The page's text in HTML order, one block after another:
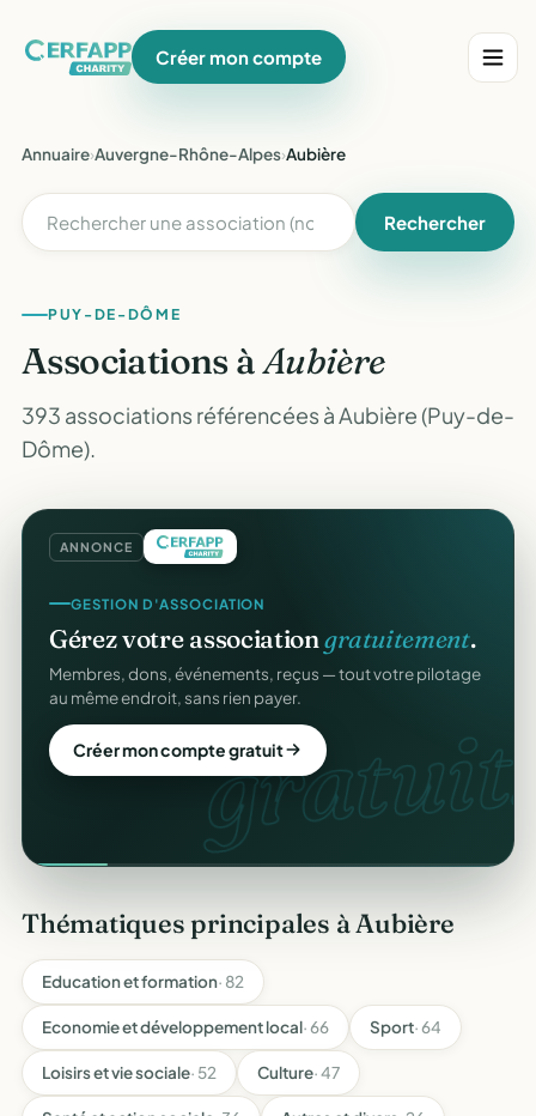
Créer mon compte
Annuaire›Auvergne-Rhône-Alpes›Aubière
Rechercher
PUY-DE-DÔME
Associations àAubière
393 associations référencées à Aubière (Puy-de-
Dôme).
ANNONCE
gratuit.
GESTION D'ASSOCIATION
Gérez votre associationgratuitement.
Membres, dons, événements, reçus — tout votre pilotage
au même endroit, sans rien payer.
Créer mon compte gratuit
Thématiques principales à Aubière
Education et formation· 82
Economie et développement local· 66 Sport· 64
Loisirs et vie sociale· 52 Culture· 47